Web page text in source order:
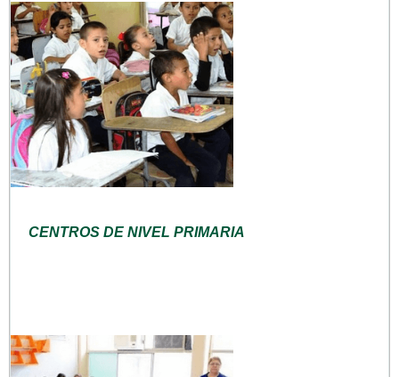
CENTROS DE NIVEL PRIMARIA